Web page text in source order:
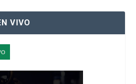
VIVO